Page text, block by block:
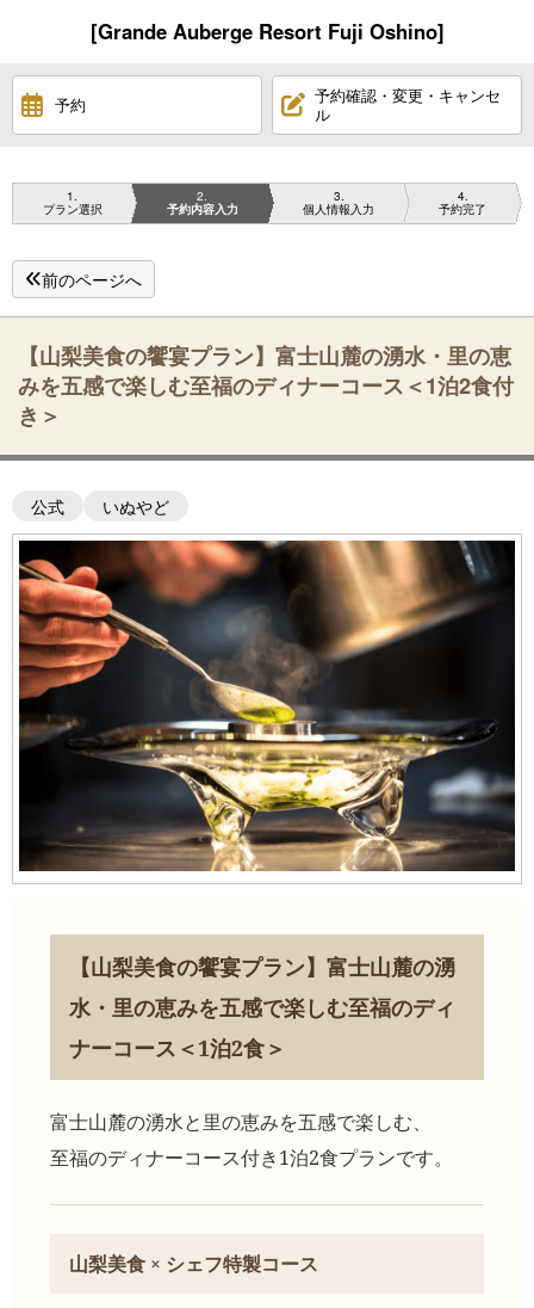
[Grande Auberge Resort Fuji Oshino]
予約
予約確認・変更・キャンセ
ル
1
プラン選択
2
予約内容入力
3
個人情報入力
4
予約完了
前のページへ
【山梨美食の饗宴プラン】富士山麓の湧水・里の恵
みを五感で楽しむ至福のディナーコース＜1泊2食付
き＞
公式 いぬやど
【山梨美食の饗宴プラン】富士山麓の湧
水・里の恵みを五感で楽しむ至福のディ
ナーコース＜1泊2食＞
富士山麓の湧水と里の恵みを五感で楽しむ、
至福のディナーコース付き1泊2食プランです。
山梨美食 × シェフ特製コース